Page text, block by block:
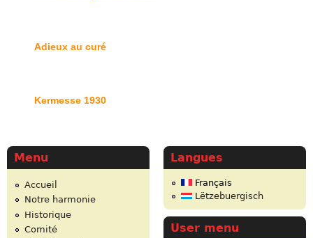
Adieux au curé
Kermesse 1930
Menu
Accueil
Notre harmonie
Historique
Comité
Langues
Français
Lëtzebuergisch
User menu